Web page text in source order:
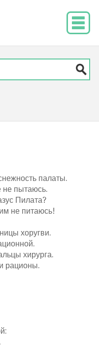
палаты.
не пытаюсь.
Пилата?
не питаюсь!
хоругви.
хирурга.
рационы.­